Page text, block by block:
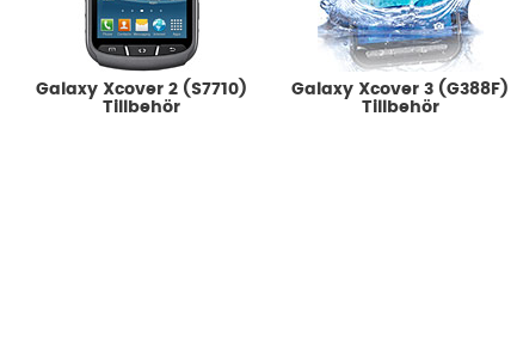
Galaxy Xcover 2 (S7710)
Tillbehör
Galaxy Xcover 3 (G388F)
Tillbehör